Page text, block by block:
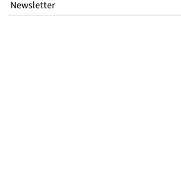
Newsletter